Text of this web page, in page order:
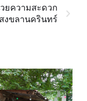
ยความสะดวก
งขลานครินทร์